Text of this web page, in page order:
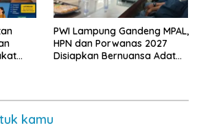
PWI Lampung Gandeng MPAL,
HPN dan Porwanas 2027
Disiapkan Bernuansa Adat
kamu